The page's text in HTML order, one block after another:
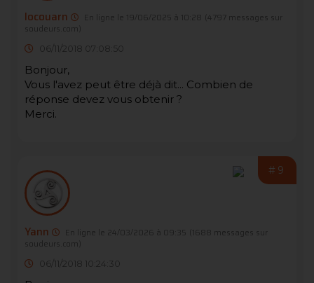
locouarn En ligne le 19/06/2025 à 10:28
(4797 messages sur
soudeurs.com)
06/11/2018 07:08:50
Bonjour,
Vous l'avez peut être déjà dit... Combien de
réponse devez vous obtenir ?
Merci.
#9
Yann En ligne le 24/03/2026 à 09:35
(1688 messages sur
soudeurs.com)
06/11/2018 10:24:30